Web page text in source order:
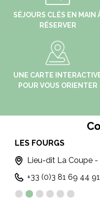
SÉJOURS CLÉS EN MAIN
RÉSERVER
UNE CARTE
POUR VOUS ORIENTER
LES FOURGS
Lieu-dit La Coupe -
+33 (0)3 81 69 44 91